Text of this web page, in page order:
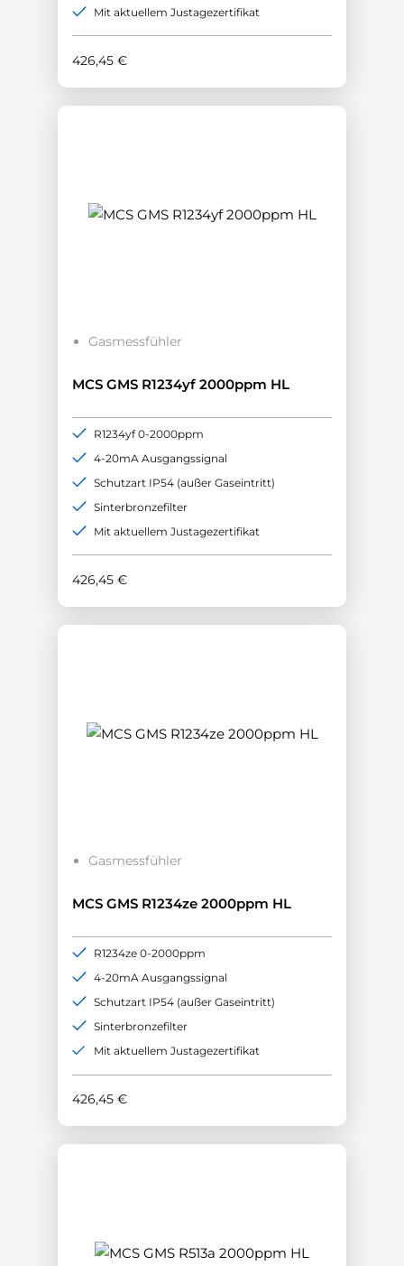
426,45 €
Mit aktuellem Justagezertifikat
Gasmessfühler
MCS GMS R1234yf 2000ppm HL
426,45 €
R1234yf 0-2000ppm
4-20mA Ausgangssignal
Schutzart IP54 (außer Gaseintritt)
Sinterbronzefilter
Mit aktuellem Justagezertifikat
Gasmessfühler
MCS GMS R1234ze 2000ppm HL
426,45 €
R1234ze 0-2000ppm
4-20mA Ausgangssignal
Schutzart IP54 (außer Gaseintritt)
Sinterbronzefilter
Mit aktuellem Justagezertifikat